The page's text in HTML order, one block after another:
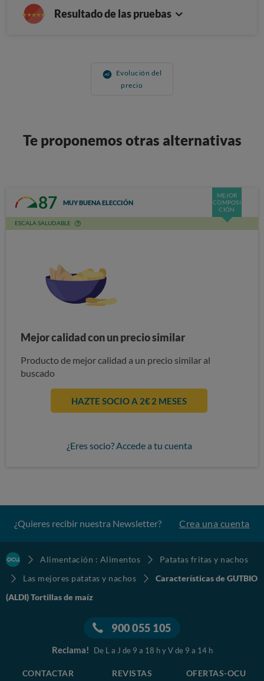
Resultado de las pruebas
Evolución del
precio
Te proponemos otras alternativas
87 MUY BUENA ELECCIÓN
MEJOR
COMPOSI
CIÓN
ESCALA SALUDABLE
Mejor calidad con un precio similar
Producto de mejor calidad a un precio similar al
buscado
HAZTE SOCIO A 2€ 2 MESES
¿Eres socio? Accede a tu cuenta
¿Quieres recibir nuestra Newsletter? Crea una cuenta
Alimentación : Alimentos
Patatas fritas y nachos
Las mejores patatas y nachos
Características de GUTBIO
(ALDI) Tortillas de maíz
900 055 105
Reclama! De L a J de 9 a 18 h y V de 9 a 14 h
CONTACTAR REVISTAS OFERTAS-OCU